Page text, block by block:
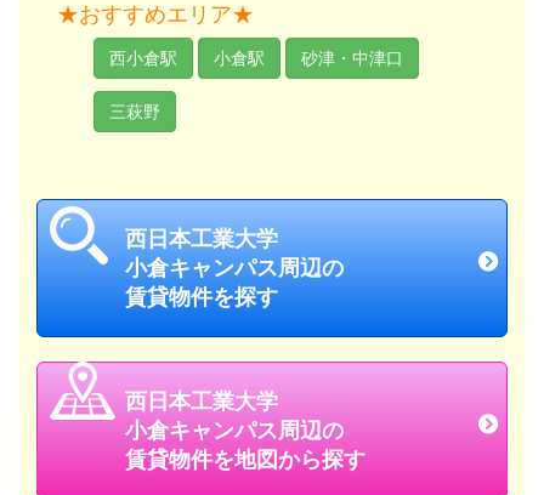
★おすすめエリア★
西小倉駅 小倉駅 砂津・中津口
三萩野
西日本工業大学
小倉キャンパス周辺の
賃貸物件を探す
西日本工業大学
小倉キャンパス周辺の
賃貸物件を地図から探す